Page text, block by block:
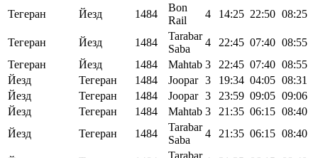
Тегеран
Йезд 1484
Bon
Rail
4 14:25 22:50 08:25
Тегеран Йезд 1484
Tarabar
Saba
4 22:45 07:40 08:55
Тегеран
Йезд 1484 Mahtab 3 22:45 07:40 08:55
Йезд
Тегеран 1484 Joopar 3 19:34 04:05 08:31
Йезд
Тегеран 1484 Joopar 3 23:59 09:05 09:06
Йезд
Тегеран 1484 Mahtab 3 21:35 06:15 08:40
Йезд
Тегеран 1484
Tarabar
Saba
4 21:35 06:15 08:40
Tarabar